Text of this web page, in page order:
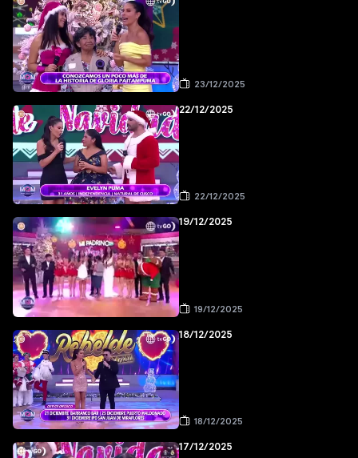
23/12/2025
22/12/2025
22/12/2025
19/12/2025
19/12/2025
18/12/2025
18/12/2025
17/12/2025